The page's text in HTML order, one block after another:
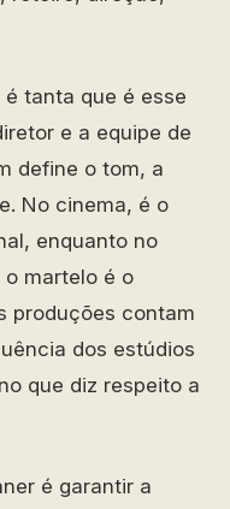
tanta que é esse
e a equipe de
define o tom, a
No cinema, é o
enquanto no
martelo é o
produções contam
dos estúdios
que diz respeito a
é garantir a